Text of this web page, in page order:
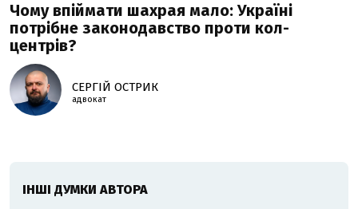
Чому впіймати шахрая мало: Україні
потрібне законодавство проти кол-
центрів?
СЕРГІЙ ОСТРИК
адвокат
ІНШІ ДУМКИ АВТОРА